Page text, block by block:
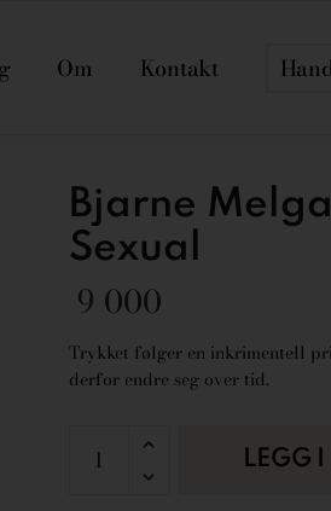
Om Kontakt
Bjarne
Sexual
9 000
Trykket følger en inkrimentell
derfor endre seg over tid.
LEGG